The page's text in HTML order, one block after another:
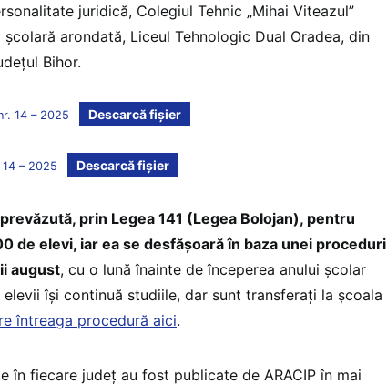
juridică, Colegiul Tehnic „Mihai Viteazul”
arondată, Liceul Tehnologic Dual Oradea, din
Bihor.
14 – 2025 Descarcă fișier
14 – 2025 Descarcă fișier
prin Legea 141 (Legea Bolojan), pentru
de elevi, iar ea se desfășoară în baza unei proceduri
august, cu o lună înainte de începerea anului școlar
își continuă studiile, dar sunt transferați la școala
întreaga procedură aici.
în fiecare județ au fost publicate de ARACIP în mai